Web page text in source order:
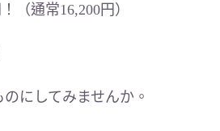
（通常16,200円）
にしてみませんか。